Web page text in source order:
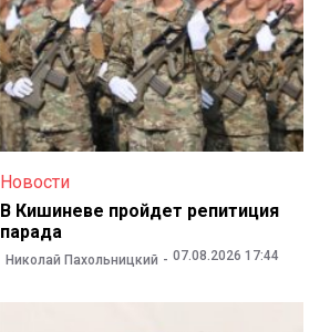
Новости
В Кишиневе пройдет репитиция
парада
Николай Пахольницкий 07.08.2026 17:44